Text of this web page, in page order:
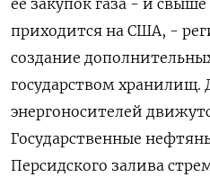
приходится на США, -
создание
государством хранилищ.
энергоносителей
Государственные
Персидского залива